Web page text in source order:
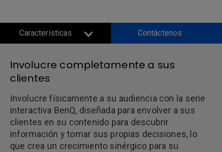
Características Contáctenos
Involucre completamente a sus
clientes
Involucre físicamente a su audiencia con la serie
interactiva BenQ, diseñada para envolver a sus
clientes en su contenido para descubrir
información y tomar sus propias decisiones, lo
que crea un crecimiento sinérgico para su